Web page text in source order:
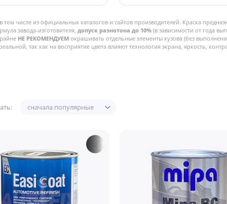
числе из официальных каталогов и сайтов производителей. Краска
завода-изготовителя, допуск разнотона до 10% (в зависимости от года
НЕ РЕКОМЕНДУЕМ окрашивать отдельные элементы кузова (без
так как на восприятие цвета влияют технология экрана, яркость,
сначала популярные